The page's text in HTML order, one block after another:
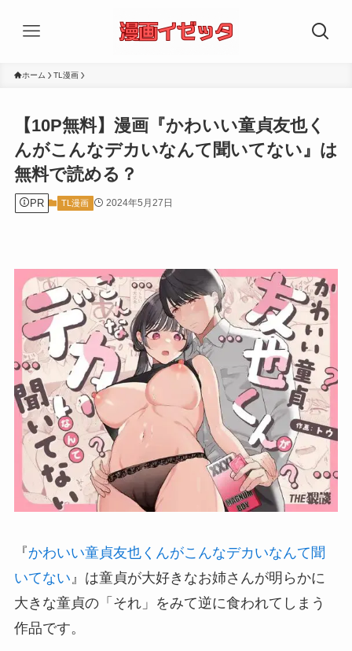
ホーム TL漫画
【10P無料】漫画『かわいい童貞友也く
んがこんなデカいなんて聞いてない』は
無料で読める？
PR TL漫画 2024年5月27日
『かわいい童貞友也くんがこんなデカいなんて聞
いてない』は童貞が大好きなお姉さんが明らかに
大きな童貞の「それ」をみて逆に食われてしまう
作品です。